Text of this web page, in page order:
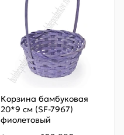
Корзина бамбуковая
20*9 см (SF-7967)
фиолетовый